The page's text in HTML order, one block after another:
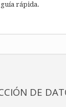
guía rápida.
DE